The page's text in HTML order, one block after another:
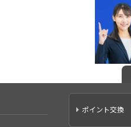
ポイント交換